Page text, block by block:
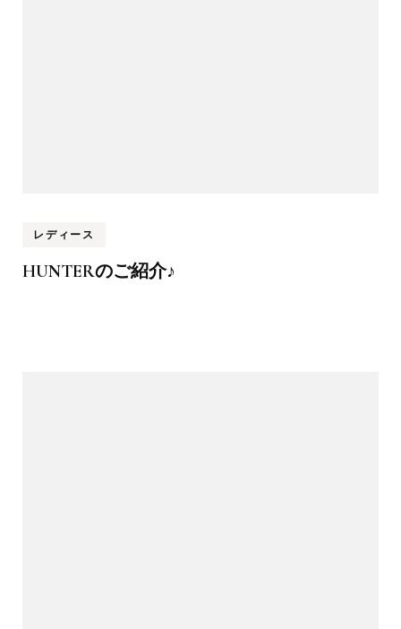
レディース
HUNTERのご紹介♪